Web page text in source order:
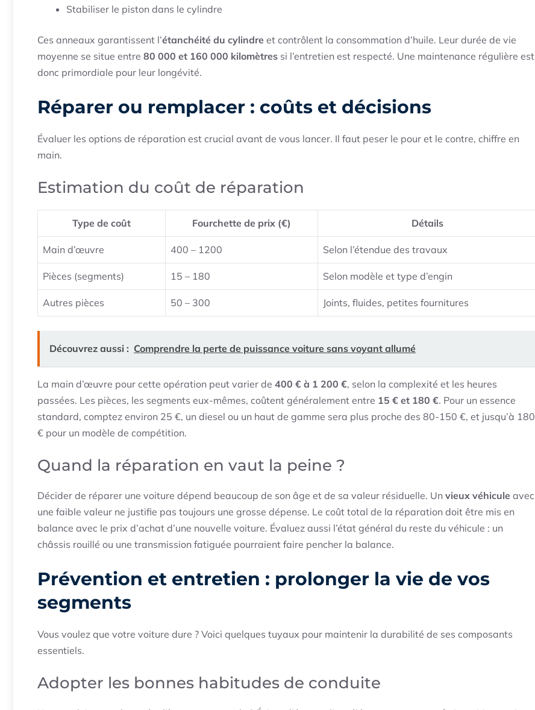
Stabiliser le piston dans le cylindre
Ces anneaux garantissent l’étanchéité du cylindre et contrôlent la consommation d’huile. Leur durée de vie
moyenne se situe entre 80 000 et 160 000 kilomètres si l’entretien est respecté. Une maintenance régulière est
donc primordiale pour leur longévité.
Réparer ou remplacer : coûts et décisions
Évaluer les options de réparation est crucial avant de vous lancer. Il faut peser le pour et le contre, chiffre en
main.
Estimation du coût de réparation
Type de coût Fourchette de prix (€) Détails
Main d’œuvre 400 – 1200 Selon l’étendue des travaux
Pièces (segments) 15 – 180 Selon modèle et type d’engin
Autres pièces 50 – 300 Joints, fluides, petites fournitures
Découvrez aussi : Comprendre la perte de puissance voiture sans voyant allumé
La main d’œuvre pour cette opération peut varier de 400 € à 1 200 €, selon la complexité et les heures
passées. Les pièces, les segments eux-mêmes, coûtent généralement entre 15 € et 180 €. Pour un essence
standard, comptez environ 25 €, un diesel ou un haut de gamme sera plus proche des 80-150 €, et jusqu’à 180
€ pour un modèle de compétition.
Quand la réparation en vaut la peine ?
Décider de réparer une voiture dépend beaucoup de son âge et de sa valeur résiduelle. Un vieux véhicule avec
une faible valeur ne justifie pas toujours une grosse dépense. Le coût total de la réparation doit être mis en
balance avec le prix d’achat d’une nouvelle voiture. Évaluez aussi l’état général du reste du véhicule : un
châssis rouillé ou une transmission fatiguée pourraient faire pencher la balance.
Prévention et entretien : prolonger la vie de vos
segments
Vous voulez que votre voiture dure ? Voici quelques tuyaux pour maintenir la durabilité de ses composants
essentiels.
Adopter les bonnes habitudes de conduite